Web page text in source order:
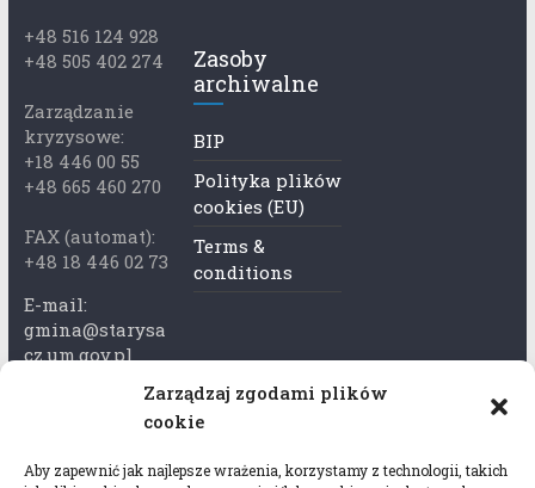
Zarządzaj zgodami plików
cookie
Aby zapewnić jak najlepsze wrażenia, korzystamy z technologii, takich
+48 516 124 928
+48 505 402 274
Zarządzanie
kryzysowe:
+18 446 00 55
+48 665 460 270
FAX (automat):
+48 18 446 02 73
E-mail:
gmina@starysa
cz.um.gov.pl
Adres skrzynki
rytka
Zasoby
archiwalne
BIP
Polityka plików
cookies (EU)
Terms &
conditions